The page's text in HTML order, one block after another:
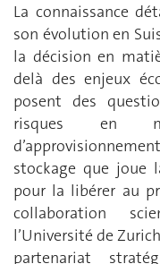
La connaissance
son évolution en
la décision en
delà des enjeux
posent des
risques en
stockage que joue
pour la libérer au
collaboration
l’Université de
partenariat